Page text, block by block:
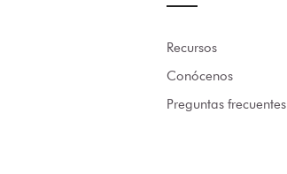
Recursos
Conócenos
Preguntas frecuentes